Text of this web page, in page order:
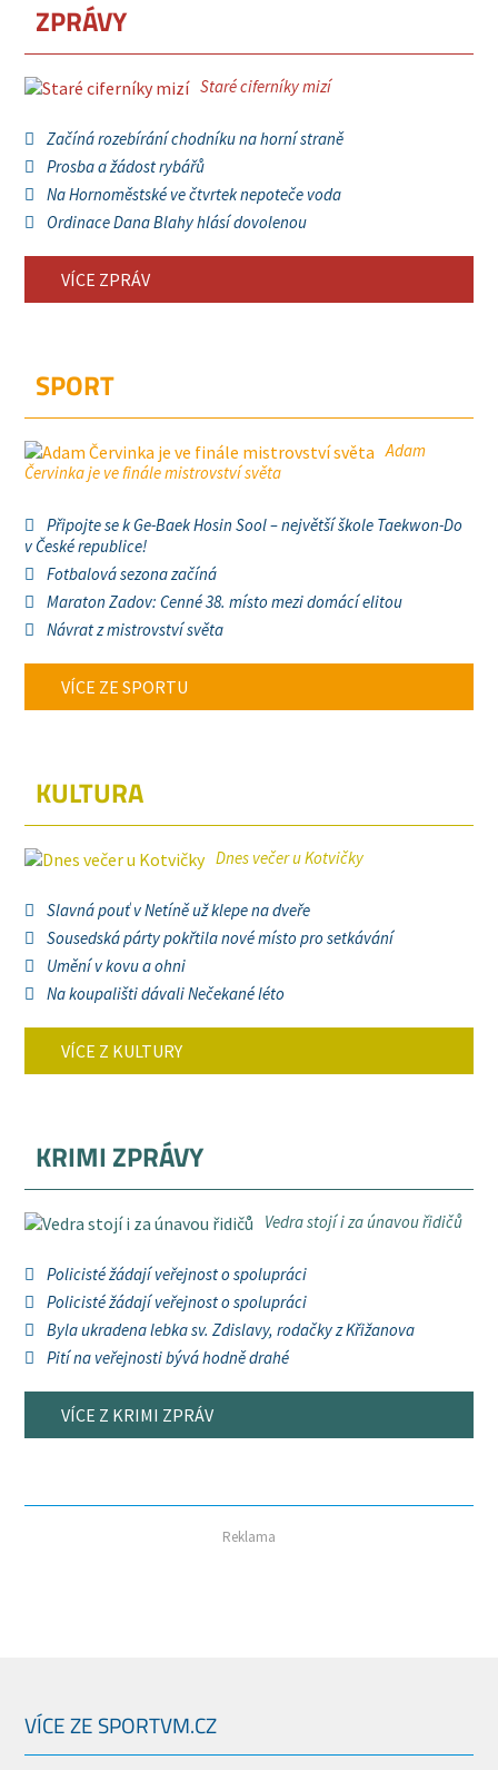
ZPRÁVY
Staré ciferníky mizí
Začíná rozebírání chodníku na horní straně
Prosba a žádost rybářů
Na Hornoměstské ve čtvrtek nepoteče voda
Ordinace Dana Blahy hlásí dovolenou
VÍCE ZPRÁV
SPORT
Adam
Červinka je ve finále mistrovství světa
Připojte se k Ge-Baek Hosin Sool – největší škole Taekwon-Do
v České republice!
Fotbalová sezona začíná
Maraton Zadov: Cenné 38. místo mezi domácí elitou
Návrat z mistrovství světa
VÍCE ZE SPORTU
KULTURA
Dnes večer u Kotvičky
Slavná pouť v Netíně už klepe na dveře
Sousedská párty pokřtila nové místo pro setkávání
Umění v kovu a ohni
Na koupališti dávali Nečekané léto
VÍCE Z KULTURY
KRIMI ZPRÁVY
Vedra stojí i za únavou řidičů
Policisté žádají veřejnost o spolupráci
Policisté žádají veřejnost o spolupráci
Byla ukradena lebka sv. Zdislavy, rodačky z Křižanova
Pití na veřejnosti bývá hodně drahé
VÍCE Z KRIMI ZPRÁV
Reklama
VÍCE ZE SPORTVM.CZ